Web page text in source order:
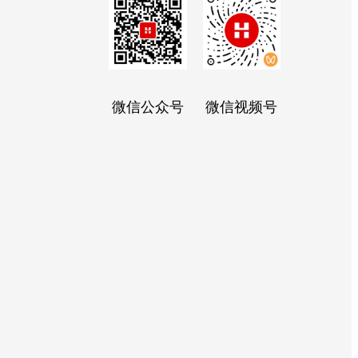
微信公众号 微信视频号